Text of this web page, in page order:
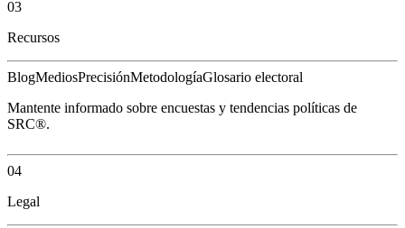
03
Recursos
BlogMediosPrecisiónMetodologíaGlosario electoral
Mantente informado sobre encuestas y tendencias políticas de
SRC®.
04
Legal